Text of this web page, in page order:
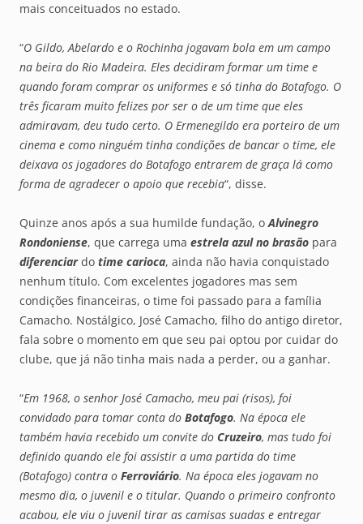
mais conceituados no estado.
“O Gildo, Abelardo e o Rochinha jogavam bola em um campo
na beira do Rio Madeira. Eles decidiram formar um time e
quando foram comprar os uniformes e só tinha do Botafogo. O
três ficaram muito felizes por ser o de um time que eles
admiravam, deu tudo certo. O Ermenegildo era porteiro de um
cinema e como ninguém tinha condições de bancar o time, ele
deixava os jogadores do Botafogo entrarem de graça lá como
forma de agradecer o apoio que recebia“, disse.
Quinze anos após a sua humilde fundação, oAlvinegro
Rondoniense, que carrega uma estrela azul no brasão para
diferenciardo time carioca, ainda não havia conquistado
nenhum título. Com excelentes jogadores mas sem
condições financeiras, o time foi passado para a família
Camacho. Nostálgico, José Camacho, filho do antigo diretor,
fala sobre o momento em que seu pai optou por cuidar do
clube, que já não tinha mais nada a perder, ou a ganhar.
“Em 1968, o senhor José Camacho, meu pai (risos), foi
convidado para tomar conta do Botafogo. Na época ele
também havia recebido um convite do Cruzeiro, mas tudo foi
definido quando ele foi assistir a uma partida do time
(Botafogo) contra o Ferroviário. Na época eles jogavam no
mesmo dia, o juvenil e o titular. Quando o primeiro confronto
acabou, ele viu o juvenil tirar as camisas suadas e entregar